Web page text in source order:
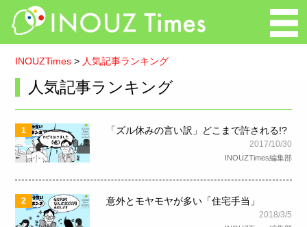
INOUZTimes > 人気記事ランキング
人気記事ランキング
1 「ズル休みの言い訳」どこまで許される!?
2017/10/30
INOUZTimes編集部
2 意外とモヤモヤが多い「住宅手当」
2018/3/5